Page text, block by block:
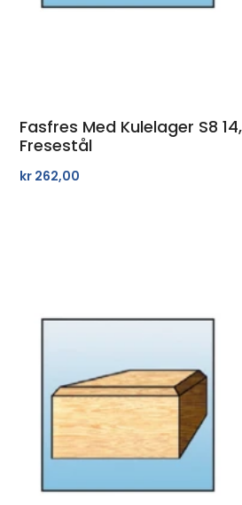
Fasfres Med Kulelager S8
Fresestål
kr 262,00